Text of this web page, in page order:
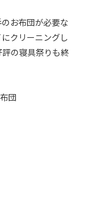
お布団が必要な
クリーニングし
の寝具祭りも終
団